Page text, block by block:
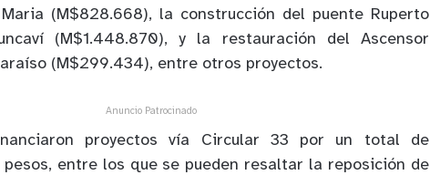
(M$828.668), la construcción del puente Ruperto
(M$1.448.870), y la restauración del Ascensor
(M$299.434), entre otros proyectos.
Anuncio Patrocinado
proyectos vía Circular 33 por un total de
entre los que se pueden resaltar la reposición de